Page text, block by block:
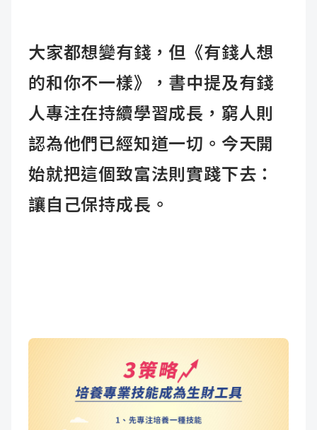
大家都想變有錢，但《有錢人想
的和你不一樣》，書中提及有錢
人專注在持續學習成長，窮人則
認為他們已經知道一切。今天開
始就把這個致富法則實踐下去：
讓自己保持成長。